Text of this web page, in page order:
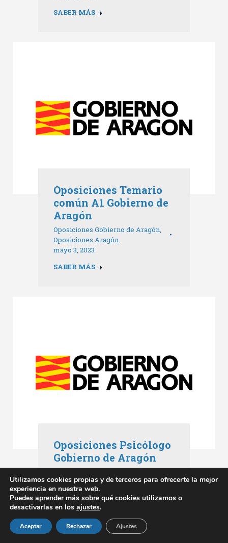
SABER MÁS
Oposiciones Temario
común A1 Gobierno de
Aragón
Oposiciones Gobierno de Aragón,
Oposiciones Aragón
mayo 3, 2023
SABER MÁS
Oposiciones Psicólogo
Gobierno de Aragón
Oposiciones Gobierno de Aragón
mayo 3, 2023
SABER MÁS
Utilizamos cookies propias y de terceros para ofrecerte la mejor
experiencia en nuestra web.
Puedes aprender más sobre qué cookies utilizamos o
desactivarlas en los ajustes.
Aceptar Rechazar Ajustes